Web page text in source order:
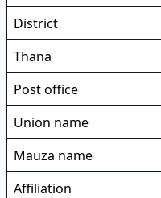
District
Thana
Post office
Union name
Mauza name
Affiliation